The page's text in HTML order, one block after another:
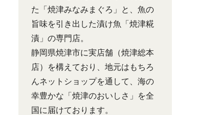
た「焼津みなみまぐろ」と、魚の
旨味を引き出した漬け魚「焼津糀
漬」の専門店。
静岡県焼津市に実店舗（焼津総本
店）を構えており、地元はもちろ
んネットショップを通して、海の
幸豊かな「焼津のおいしさ」を全
国に届けております。